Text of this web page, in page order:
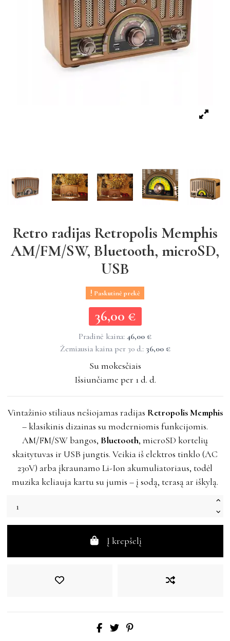
Retro radijas Retropolis Memphis
AM/FM/SW, Bluetooth, microSD,
USB
Paskutinė prekė
36,00 €
36,00 €
Pradinė kaina: 46,00 €
Žemiausia kaina per 30 d.: 36,00 €
Su mokesčiais
Išsiunčiame per 1 d. d.
Vintažinio stiliaus nešiojamas radijas Retropolis Memphis
– klasikinis dizainas su moderniomis funkcijomis.
AM/FM/SW bangos, Bluetooth, microSD kortelių
skaitytuvas ir USB jungtis. Veikia iš elektros tinklo (AC
230V) arba įkraunamo Li-Ion akumuliatoriaus, todėl
muzika keliauja kartu su jumis – į sodą, terasą ar iškylą.
Į krepšelį